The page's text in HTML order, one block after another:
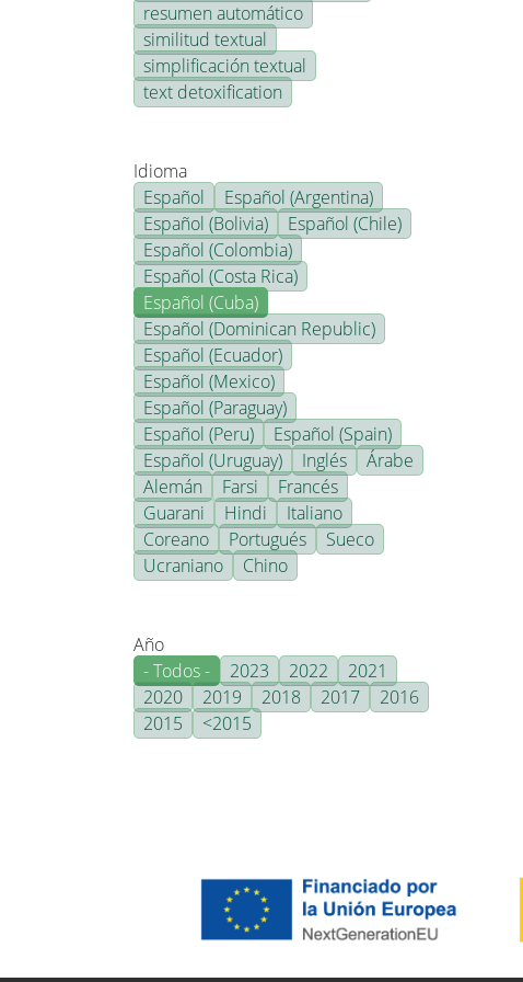
resumen automático
similitud textual
simplificación textual
text detoxification
Idioma
Español
Español (Argentina)
Español (Bolivia)
Español (Chile)
Español (Colombia)
Español (Costa Rica)
Español (Cuba)
Español (Dominican Republic)
Español (Ecuador)
Español (Mexico)
Español (Paraguay)
Español (Peru)
Español (Spain)
Español (Uruguay)
Inglés
Árabe
Alemán
Farsi
Francés
Guarani
Hindi
Italiano
Coreano
Portugués
Sueco
Ucraniano
Chino
Año
- Todos -
2023 2022
2021
2020
2019 2018 2017
2016
2015
<2015